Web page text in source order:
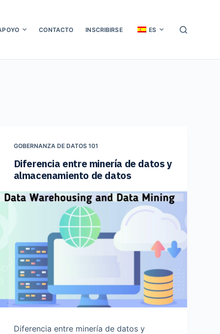
CONTACTO INSCRIBIRSE ES
GOBERNANZA DE DATOS 101
Diferencia entre minería de datos y
almacenamiento de datos
Diferencia entre minería de datos y